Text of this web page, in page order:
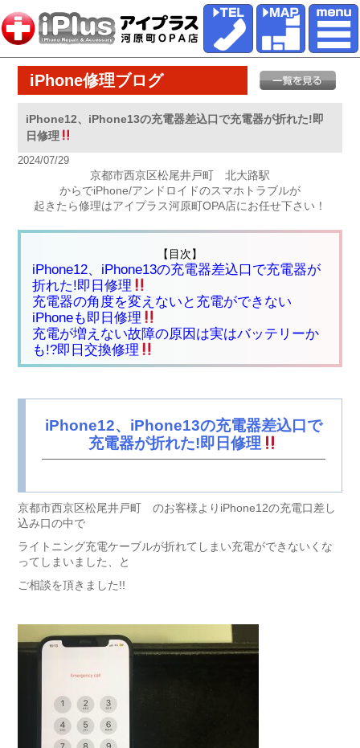
iPhone修理ブログ
iPhone12、iPhone13の充電器差込口で充電器が折れた!即
日修理
2024/07/29
京都市西京区松尾井戸町 北大路駅
からでiPhone/アンドロイドのスマホトラブルが
起きたら修理はアイプラス河原町OPA店にお任せ下さい！
【目次】
iPhone12、iPhone13の充電器差込口で充電器が
折れた!即日修理
充電器の角度を変えないと充電ができない
iPhoneも即日修理
充電が増えない故障の原因は実はバッテリーか
も!?即日交換修理
iPhone12、iPhone13の充電器差込口で
充電器が折れた!即日修理
京都市西京区松尾井戸町 のお客様よりiPhone12の充電口差し
込み口の中で
ライトニング充電ケーブルが折れてしまい充電ができないくな
ってしまいました、と
ご相談を頂きました!!